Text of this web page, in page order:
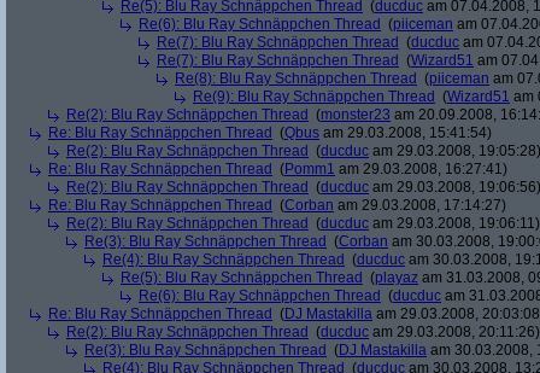
Re(5): Blu Ray Schnäppchen Thread (ducduc am 07.04.2008,
Re(6): Blu Ray Schnäppchen Thread (piiceman am
Re(7): Blu Ray Schnäppchen Thread (ducduc am
Re(7): Blu Ray Schnäppchen Thread (Wizard51 am
Re(8): Blu Ray Schnäppchen Thread (piiceman am
Re(9): Blu Ray Schnäppchen Thread (Wizard51 am
Re(2): Blu Ray Schnäppchen Thread (monster23 am 20.09.2008,
Re: Blu Ray Schnäppchen Thread (Qbus am 29.03.2008, 15:41:54)
Re(2): Blu Ray Schnäppchen Thread (ducduc am 29.03.2008, 19:05:28)
Re: Blu Ray Schnäppchen Thread (Pomm1 am 29.03.2008, 16:27:41)
Re(2): Blu Ray Schnäppchen Thread (ducduc am 29.03.2008, 19:06:56)
Re: Blu Ray Schnäppchen Thread (Corban am 29.03.2008, 17:14:27)
Re(2): Blu Ray Schnäppchen Thread (ducduc am 29.03.2008, 19:06:11)
Re(3): Blu Ray Schnäppchen Thread (Corban am 30.03.2008,
Re(4): Blu Ray Schnäppchen Thread (ducduc am 30.03.2008,
Re(5): Blu Ray Schnäppchen Thread (playaz am 31.03.2008,
Re(6): Blu Ray Schnäppchen Thread (ducduc am
Re: Blu Ray Schnäppchen Thread (DJ Mastakilla am 29.03.2008,
Re(2): Blu Ray Schnäppchen Thread (ducduc am 29.03.2008, 20:11:26)
Re(3): Blu Ray Schnäppchen Thread (DJ Mastakilla am 30.03.2008,
Re(4): Blu Ray Schnäppchen Thread (ducduc am 30.03.2008,